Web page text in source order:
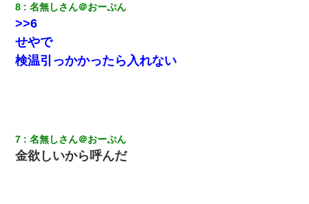
【衝撃】職場に入って来た綺麗な新人さんに職場を案内すること
に → 新人「ドンッ！」私「！？」→ 突然、突き飛ばされて左手
の甲を踏みつけられて…
（は？）
8 名無しさん＠おーぷん
>>6
せやで
検温引っかかったら入れない
7 名無しさん＠おーぷん
金欲しいから呼んだ